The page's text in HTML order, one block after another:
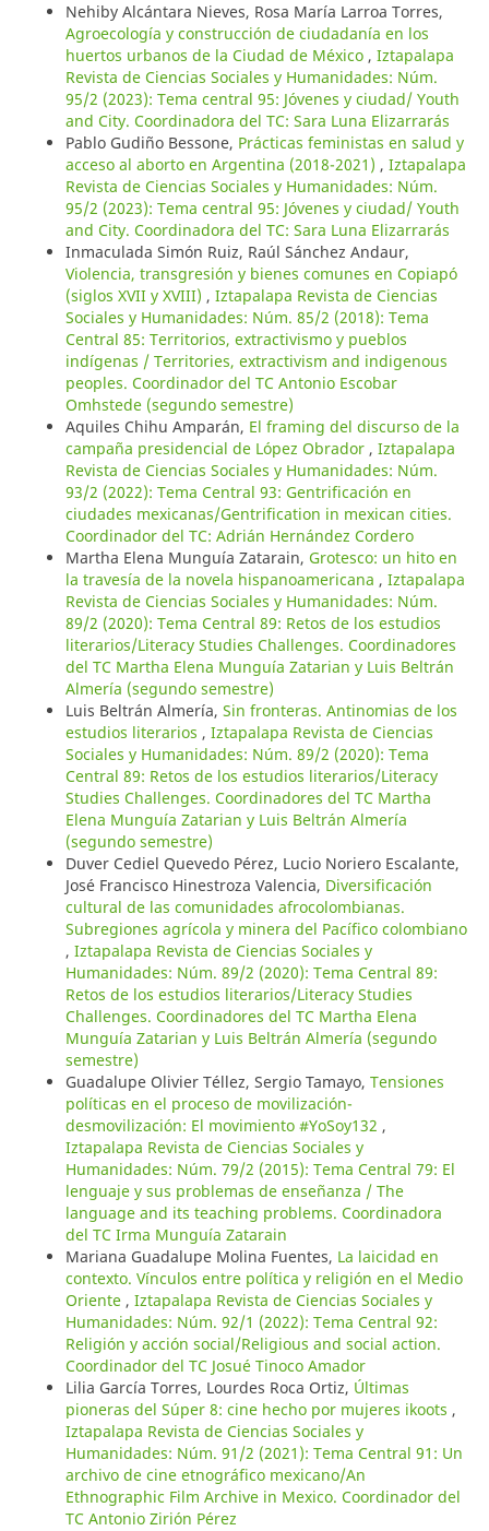
Nehiby Alcántara Nieves, Rosa María Larroa Torres,
Agroecología y construcción de ciudadanía en los
huertos urbanos de la Ciudad de México , Iztapalapa
Revista de Ciencias Sociales y Humanidades: Núm.
95/2 (2023): Tema central 95: Jóvenes y ciudad/ Youth
and City. Coordinadora del TC: Sara Luna Elizarrarás
Pablo Gudiño Bessone, Prácticas feministas en salud y
acceso al aborto en Argentina (2018-2021) , Iztapalapa
Revista de Ciencias Sociales y Humanidades: Núm.
95/2 (2023): Tema central 95: Jóvenes y ciudad/ Youth
and City. Coordinadora del TC: Sara Luna Elizarrarás
Inmaculada Simón Ruiz, Raúl Sánchez Andaur,
Violencia, transgresión y bienes comunes en Copiapó
(siglos XVII y XVIII) , Iztapalapa Revista de Ciencias
Sociales y Humanidades: Núm. 85/2 (2018): Tema
Central 85: Territorios, extractivismo y pueblos
indígenas / Territories, extractivism and indigenous
peoples. Coordinador del TC Antonio Escobar
Omhstede (segundo semestre)
Aquiles Chihu Amparán, El framing del discurso de la
campaña presidencial de López Obrador , Iztapalapa
Revista de Ciencias Sociales y Humanidades: Núm.
93/2 (2022): Tema Central 93: Gentrificación en
ciudades mexicanas/Gentrification in mexican cities.
Coordinador del TC: Adrián Hernández Cordero
Martha Elena Munguía Zatarain, Grotesco: un hito en
la travesía de la novela hispanoamericana , Iztapalapa
Revista de Ciencias Sociales y Humanidades: Núm.
89/2 (2020): Tema Central 89: Retos de los estudios
literarios/Literacy Studies Challenges. Coordinadores
del TC Martha Elena Munguía Zatarian y Luis Beltrán
Almería (segundo semestre)
Luis Beltrán Almería, Sin fronteras. Antinomias de los
estudios literarios , Iztapalapa Revista de Ciencias
Sociales y Humanidades: Núm. 89/2 (2020): Tema
Central 89: Retos de los estudios literarios/Literacy
Studies Challenges. Coordinadores del TC Martha
Elena Munguía Zatarian y Luis Beltrán Almería
(segundo semestre)
Duver Cediel Quevedo Pérez, Lucio Noriero Escalante,
José Francisco Hinestroza Valencia, Diversificación
cultural de las comunidades afrocolombianas.
Subregiones agrícola y minera del Pacífico colombiano
, Iztapalapa Revista de Ciencias Sociales y
Humanidades: Núm. 89/2 (2020): Tema Central 89:
Retos de los estudios literarios/Literacy Studies
Challenges. Coordinadores del TC Martha Elena
Munguía Zatarian y Luis Beltrán Almería (segundo
semestre)
Guadalupe Olivier Téllez, Sergio Tamayo, Tensiones
políticas en el proceso de movilización-
desmovilización: El movimiento #YoSoy132 ,
Iztapalapa Revista de Ciencias Sociales y
Humanidades: Núm. 79/2 (2015): Tema Central 79: El
lenguaje y sus problemas de enseñanza / The
language and its teaching problems. Coordinadora
del TC Irma Munguía Zatarain
Mariana Guadalupe Molina Fuentes, La laicidad en
contexto. Vínculos entre política y religión en el Medio
Oriente , Iztapalapa Revista de Ciencias Sociales y
Humanidades: Núm. 92/1 (2022): Tema Central 92:
Religión y acción social/Religious and social action.
Coordinador del TC Josué Tinoco Amador
Lilia García Torres, Lourdes Roca Ortiz, Últimas
pioneras del Súper 8: cine hecho por mujeres ikoots ,
Iztapalapa Revista de Ciencias Sociales y
Humanidades: Núm. 91/2 (2021): Tema Central 91: Un
archivo de cine etnográfico mexicano/An
Ethnographic Film Archive in Mexico. Coordinador del
TC Antonio Zirión Pérez